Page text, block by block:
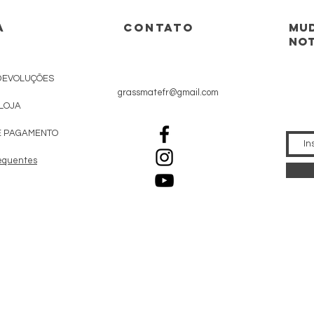
PAGAMENTO
CONTATO
grassmatefr@gmail.com